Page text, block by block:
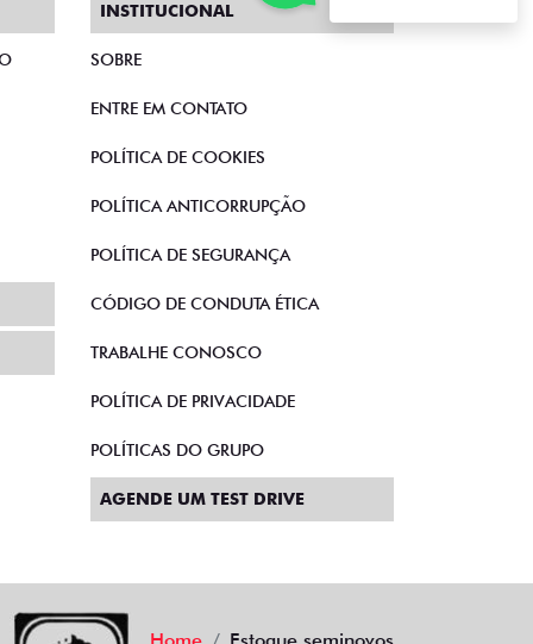
INSTITUCIONAL
SOBRE
ENTRE EM CONTATO
POLÍTICA DE COOKIES
POLÍTICA ANTICORRUPÇÃO
POLÍTICA DE SEGURANÇA
CÓDIGO DE CONDUTA ÉTICA
TRABALHE CONOSCO
POLÍTICA DE PRIVACIDADE
POLÍTICAS DO GRUPO
AGENDE UM TEST DRIVE